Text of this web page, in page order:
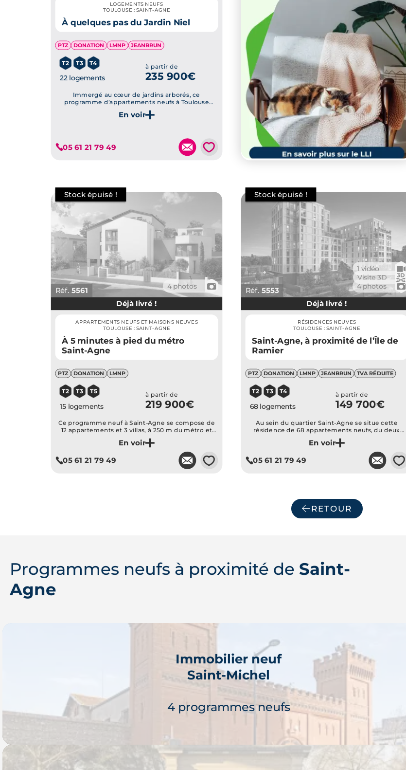
LOGEMENTS NEUFS
TOULOUSE : SAINT-AGNE
À quelques pas du Jardin Niel
PTZ DONATION LMNP JEANBRUN
T2 T3 T4
22 logements
à partir de
235 900€
Immergé au cœur de jardins arborés, ce
programme d’appartements neufs à Toulouse
Saint-Agne offre un haut niveau de confort au
cœur d’un quartier recherché.
05 61 21 79 49 💗
Réf. 5561 4 photos 📷
Je découvre ce programme
Déjà livré !
APPARTEMENTS NEUFS ET MAISONS NEUVES
TOULOUSE : SAINT-AGNE
À 5 minutes à pied du métro
Saint-Agne
PTZ DONATION LMNP
T2 T3 T5
15 logements
à partir de
219 900€
Ce programme neuf à Saint-Agne se compose de
12 appartements et 3 villas, à 250 m du métro et
proche des commerces.
05 61 21 79 49 💗
Réf.5553
1 vidéo 🎥
Visite 3D 📸
4 photos 📷
Je découvre ce programme
Déjà livré !
RÉSIDENCES NEUVES
TOULOUSE : SAINT-AGNE
Saint-Agne, à proximité de l’Île de
Ramier
PTZ DONATION LMNP JEANBRUN TVA RÉDUITE
T2 T3 T4
68 logements
à partir de
149 700€
Au sein du quartier Saint-Agne se situe cette
résidence de 68 appartements neufs, du deux
pièces au cinq pièces proche des commerces et
services et à deux pas des transports en commun :
05 61 21 79 49 💗
RETOUR
Programmes neufs à proximité de Saint-
Agne
Immobilier neuf
Saint-Michel
4 programmes neufs